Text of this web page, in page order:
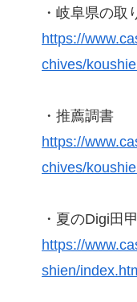
・岐阜県の取
https://
chives/
・推薦調書
https://
chives/
・夏のDigi田
https://
shien/